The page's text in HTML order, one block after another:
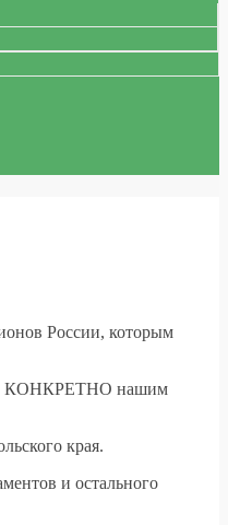
России, которым
КОНКРЕТНО нашим
края.
и остального